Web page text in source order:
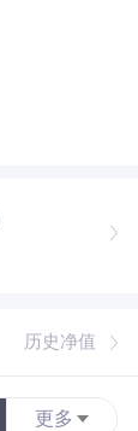
历史净值
更多